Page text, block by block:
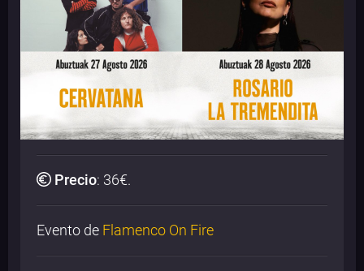
Precio: 36€.
Evento de Flamenco On Fire